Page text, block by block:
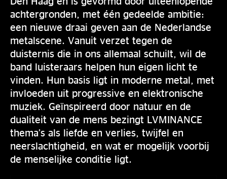
achtergronden, met één gedeelde ambitie:
een nieuwe draai geven aan de Nederlandse
metalscene. Vanuit verzet tegen de
duisternis die in ons allemaal schuilt, wil de
band luisteraars helpen hun eigen licht te
vinden. Hun basis ligt in moderne metal, met
invloeden uit progressive en elektronische
muziek. Geïnspireerd door natuur en de
dualiteit van de mens bezingt LVMINANCE
thema’s als liefde en verlies, twijfel en
neerslachtigheid, en wat er mogelijk voorbij
de menselijke conditie ligt.